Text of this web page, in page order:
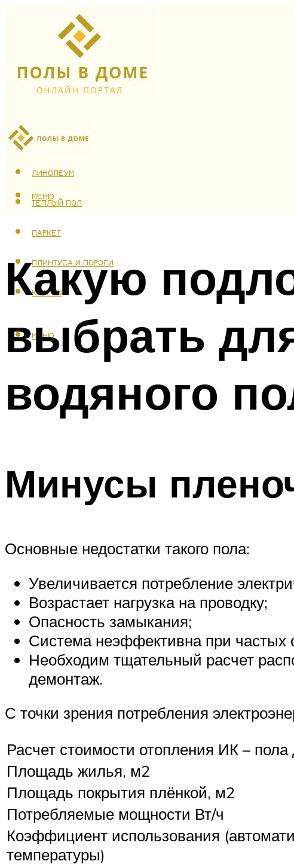
ЛАМИНАТ
ЛИНОЛЕУМ
ТЕПЛЫЙ ПОЛ
ПАРКЕТ
ПЛИНТУСА И ПОРОГИ
КАФЕЛЬ
МЕНЮ
МЕНЮ
Какую
выбрать
водяного
Минусы
Основные недостатки такого пола:
Увеличивается потребление
Возрастает нагрузка на проводку;
Опасность замыкания;
Система неэффективна при частых
Необходим тщательный расчет
демонтаж.
С точки зрения потребления
Расчет стоимости отопления ИК – пола
Площадь жилья, м2
Площадь покрытия плёнкой, м2
Потребляемые мощности Вт/ч
Коэффициент использования
температуры)